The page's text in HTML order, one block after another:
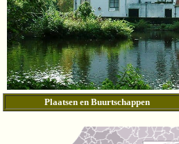
Plaatsen en Buurtschappen